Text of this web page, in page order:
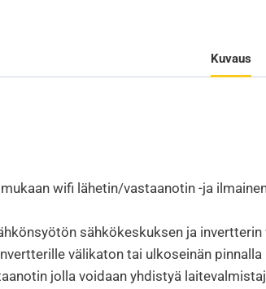
Kuvaus
wifi lähetin/vastaanotin -ja
sähkökeskuksen ja
välikaton tai ulkoseinän
jolla voidaan yhdistyä